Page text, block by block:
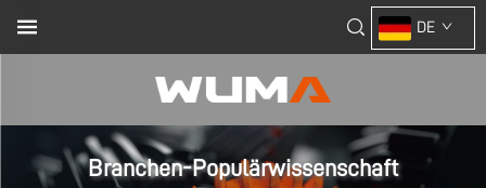
DE
Branchen-Populärwissenschaft